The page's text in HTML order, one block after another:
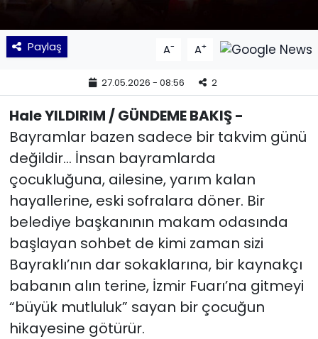
Paylaş A- A+
27.05.2026 - 08:56 2
Hale YILDIRIM / GÜNDEME BAKIŞ -
Bayramlar bazen sadece bir takvim günü
değildir… İnsan bayramlarda
çocukluğuna, ailesine, yarım kalan
hayallerine, eski sofralara döner. Bir
belediye başkanının makam odasında
başlayan sohbet de kimi zaman sizi
Bayraklı’nın dar sokaklarına, bir kaynakçı
babanın alın terine, İzmir Fuarı’na gitmeyi
“büyük mutluluk” sayan bir çocuğun
hikayesine götürür.
Yaşam
YEREL POLİTİKA
YEREL YÖNETİMLER
Yurt